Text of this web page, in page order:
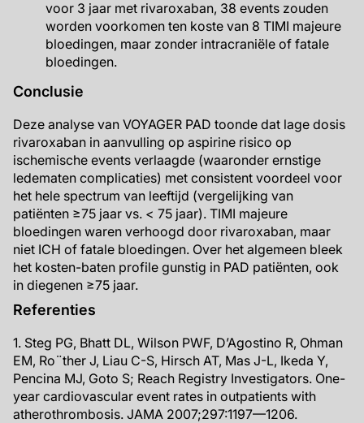
voor 3 jaar met rivaroxaban, 38 events zouden
worden voorkomen ten koste van 8 TIMI majeure
bloedingen, maar zonder intracraniële of fatale
bloedingen.
Conclusie
Deze analyse van VOYAGER PAD toonde dat lage dosis
rivaroxaban in aanvulling op aspirine risico op
ischemische events verlaagde (waaronder ernstige
ledematen complicaties) met consistent voordeel voor
het hele spectrum van leeftijd (vergelijking van
patiënten ≥75 jaar vs. < 75 jaar). TIMI majeure
bloedingen waren verhoogd door rivaroxaban, maar
niet ICH of fatale bloedingen. Over het algemeen bleek
het kosten-baten profile gunstig in PAD patiënten, ook
in diegenen ≥75 jaar.
Referenties
1. Steg PG, Bhatt DL, Wilson PWF, D’Agostino R, Ohman
EM, Ro¨ther J, Liau C-S, Hirsch AT, Mas J-L, Ikeda Y,
Pencina MJ, Goto S; Reach Registry Investigators. One-
year cardiovascular event rates in outpatients with
atherothrombosis. JAMA 2007;297:1197—1206.